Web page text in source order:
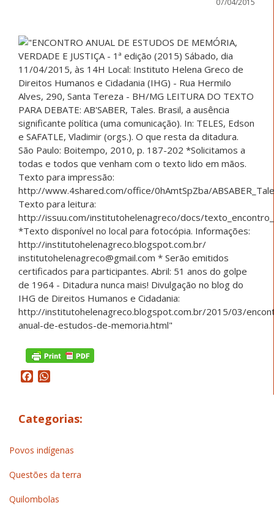
Facebook
Categorias:
Povos indígenas
Questões da terra
Quilombolas